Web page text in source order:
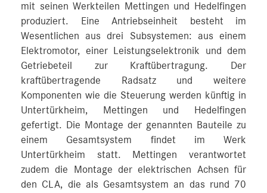
mit seinen Werkteilen Mettingen und Hedelfingen
produziert. Eine Antriebseinheit besteht im
Wesentlichen aus drei Subsystemen: aus einem
Elektromotor, einer Leistungselektronik und dem
Getriebeteil zur Kraftübertragung. Der
kraftübertragende Radsatz und weitere
Komponenten wie die Steuerung werden künftig in
Untertürkheim, Mettingen und Hedelfingen
gefertigt. Die Montage der genannten Bauteile zu
einem Gesamtsystem findet im Werk
Untertürkheim statt. Mettingen verantwortet
zudem die Montage der elektrischen Achsen für
den CLA, die als Gesamtsystem an das rund 70